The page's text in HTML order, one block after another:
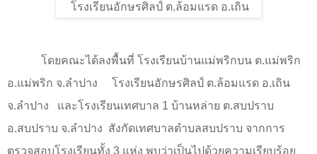
โรงเรียนอักษรศิลป์ ต.ล้อมแรด อ.เถิน
โดยคณะได้ลงพื้นที่ โรงเรียนบ้านแม่พริกบน ต.แม่พริก
อ.แม่พริก จ.ลำปาง
โรงเรียนอักษรศิลป์ ต.ล้อมแรด อ.เถิน
จ.ลำปาง
และโรงเรียนเทศบาล 1 บ้านหล่าย ต.สบปราบ
อ.สบปราบ จ.ลำปาง สังกัดเทศบาลตำบลสบปราบ จากการ
ตรวจสอบโรงเรียนทั้ง 3 แห่ง พบว่าเป็นไปด้วยความเรียบร้อย